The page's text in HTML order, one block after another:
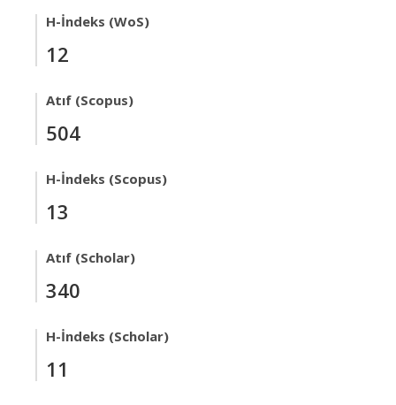
H-İndeks (WoS)
12
Atıf (Scopus)
504
H-İndeks (Scopus)
13
Atıf (Scholar)
340
H-İndeks (Scholar)
11